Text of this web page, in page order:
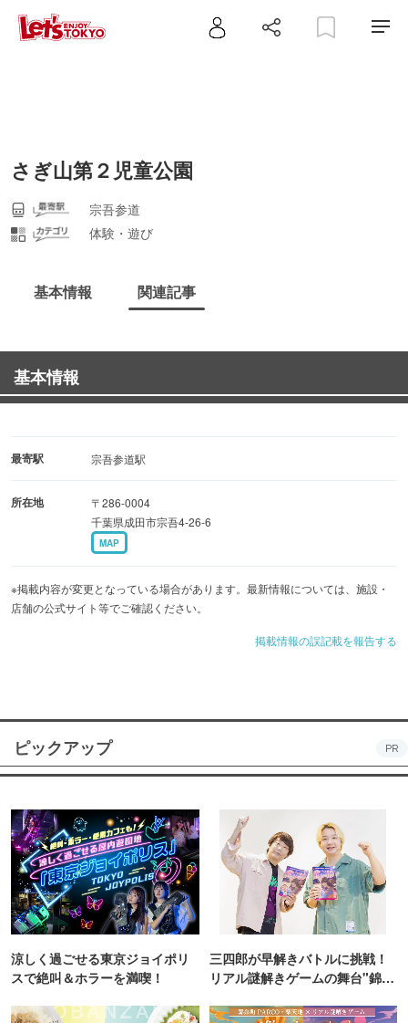
さぎ山第２児童公園
宗吾参道
体験・遊び
基本情報 関連記事
基本情報
最寄駅 宗吾参道駅
所在地
〒286-0004
千葉県成田市宗吾4-26-6
MAP
※掲載内容が変更となっている場合があります。最新情報については、施設・
店舗の公式サイト等でご確認ください。
掲載情報の誤記載を報告する
ピックアップ PR
涼しく過ごせる東京ジョイポリ
スで絶叫＆ホラーを満喫！
三四郎が早解きバトルに挑戦！
リアル謎解きゲームの舞台"錦糸